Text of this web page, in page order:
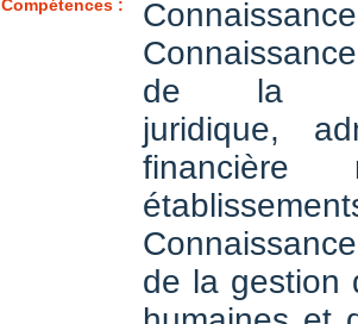
Compétences :
de la
juridique,
financière
de la gestion